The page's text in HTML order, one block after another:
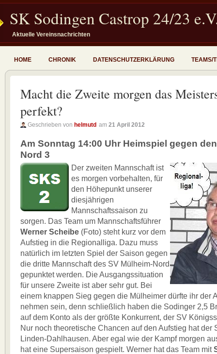
SK Sodingen Castrop 24/23
Aktuelle Vereinsnachrichten
HOME CHRONIK DATENSCHUTZERKLÄRUNG TEAMS/
Macht die Zweite morgen das
perfekt?
Geschrieben von helmutd am 21 April 2012
Am Sonntag 14:00 Uhr Heimspiel gegen
Nord 3
Der zweiten Mannschaft ist
es morgen vorbehalten, für
den Höhepunkt unserer
diesjährigen
Mannschaftssaison zu
sorgen. Das Team um Mannschaftsführer
Werner Scheibe (Foto) steht kurz vor dem
Aufstieg in die Regionalliga. Dazu muss
natürlich im letzten Spiel der Saison gegen
die dritte Mannschaft des SV Mülheim-Nord
gepunktet werden. Die Ausgangssituation
für unsere Zweite ist aber sehr gut. Bei
einem knappen Sieg gegen die Mülheimer dürfte ihr der
nehmen sein, denn schließlich haben die Sodinger 2,5
auf dem Konto als der größte Konkurrent, der SV
Nur noch theoretische Chancen auf den Aufstieg hat der
Linden-Dahlhausen. Aber egal wie der Kampf morgen
hat eine Supersaison gespielt. Werner hat das Team mit